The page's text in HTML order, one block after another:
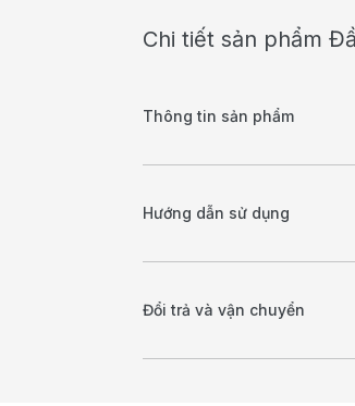
Chi tiết sản phẩm
Thông tin sản phẩm
Hướng dẫn sử dụng
Đổi trả và vận chuyển